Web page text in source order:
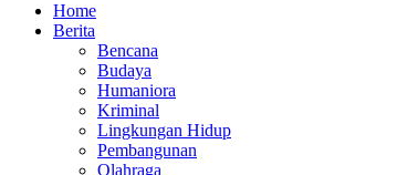
Home
Berita
Bencana
Budaya
Humaniora
Kriminal
Lingkungan Hidup
Pembangunan
Olahraga